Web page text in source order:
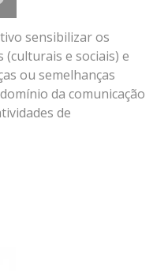
sensibilizar os
e sociais) e
ou semelhanças
da comunicação
de